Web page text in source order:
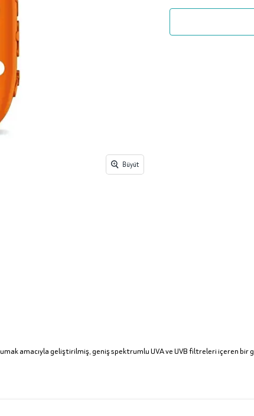
Büyüt
amacıyla geliştirilmiş, geniş spektrumlu UVA ve UVB filtreleri içeren bir g